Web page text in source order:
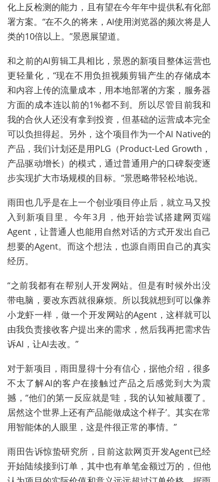
化上反检测的能力，且有望在今年年中提供私有化部
署方案。“在不久的将来，AI使用浏览器的频次将是人
类的10倍以上。”景恩展望道。
和之前的AI剪辑工具相比，景恩的新项目整体运营也
更轻量化，“现在不用负担视频剪辑产生的存储成本
和内容上传的流量成本，用本地部署的方案，服务器
方面的成本连以前的1%都不到。所以尽管目前我和
我的合伙人还没有拿到投资，但基础的运营成本完全
可以负担得起。另外，这个项目作为一个AI Native的
产品，我们计划还是用PLG（Product-Led Growth，
产品驱动增长）的模式，通过普通用户的口碑裂变逐
步实现扩大市场规模的目标。”景恩略带轻松地说。
雨田也几乎是在上一个创业项目停止后，就立马又投
入到新项目里。今年3月，他开始尝试搭建网页端
Agent，让普通人也能用自然对话的方式开发出自己
想要的Agent。而这个想法，也源自雨田自己的真实
经历。
“之前我都有在帮别人开发网站。但是有时候外出没
带电脑，要改东西就很麻烦。所以我就想到可以像养
小龙虾一样，做一个开发网站的Agent，这样就可以
由我负责接收客户提出来的需求，然后我再把需求告
诉AI，让AI去改。”
对于新项目，雨田显得十分有信心，据他介绍，很多
不太了解AI的客户在接触过产品之后感觉到大为震
撼，“他们的第一反应就是‘哇，我的认知被颠覆了。
居然这个世界上还有产品能做成这个样子’。其实在常
用智能体的人眼里，这是件很正常的事情。”
雨田告诉惊蛰研究所，目前这款网页开发Agent已经
开始陆续接到订单，其中也有单笔金额过万的，但他